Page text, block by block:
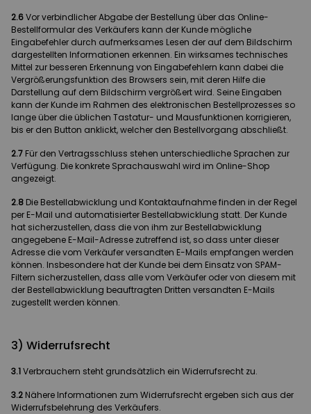
2.6Vor verbindlicher Abgabe der Bestellung über das Online-
Bestellformular des Verkäufers kann der Kunde mögliche
Eingabefehler durch aufmerksames Lesen der auf dem Bildschirm
dargestellten Informationen erkennen. Ein wirksames technisches
Mittel zur besseren Erkennung von Eingabefehlern kann dabei die
Vergrößerungsfunktion des Browsers sein, mit deren Hilfe die
Darstellung auf dem Bildschirm vergrößert wird. Seine Eingaben
kann der Kunde im Rahmen des elektronischen Bestellprozesses so
lange über die üblichen Tastatur- und Mausfunktionen korrigieren,
bis er den Button anklickt, welcher den Bestellvorgang abschließt.
2.7 Für den Vertragsschluss stehen unterschiedliche Sprachen zur
Verfügung. Die konkrete Sprachauswahl wird im Online-Shop
angezeigt.
2.8 Die Bestellabwicklung und Kontaktaufnahme finden in der Regel
per E-Mail und automatisierter Bestellabwicklung statt. Der Kunde
hat sicherzustellen, dass die von ihm zur Bestellabwicklung
angegebene E-Mail-Adresse zutreffend ist, so dass unter dieser
Adresse die vom Verkäufer versandten E-Mails empfangen werden
können. Insbesondere hat der Kunde bei dem Einsatz von SPAM-
Filtern sicherzustellen, dass alle vom Verkäufer oder von diesem mit
der Bestellabwicklung beauftragten Dritten versandten E-Mails
zugestellt werden können.
3) Widerrufsrecht
3.1Verbrauchern steht grundsätzlich ein Widerrufsrecht zu.
3.2 Nähere Informationen zum Widerrufsrecht ergeben sich aus der
Widerrufsbelehrung des Verkäufers.